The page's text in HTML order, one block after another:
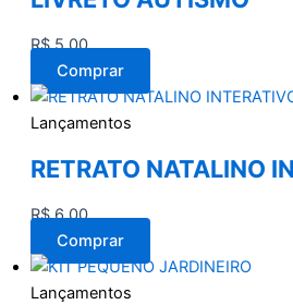
R$5,00
Comprar
Lançamentos
RETRATO NATALINO
R$6,00
Comprar
Lançamentos